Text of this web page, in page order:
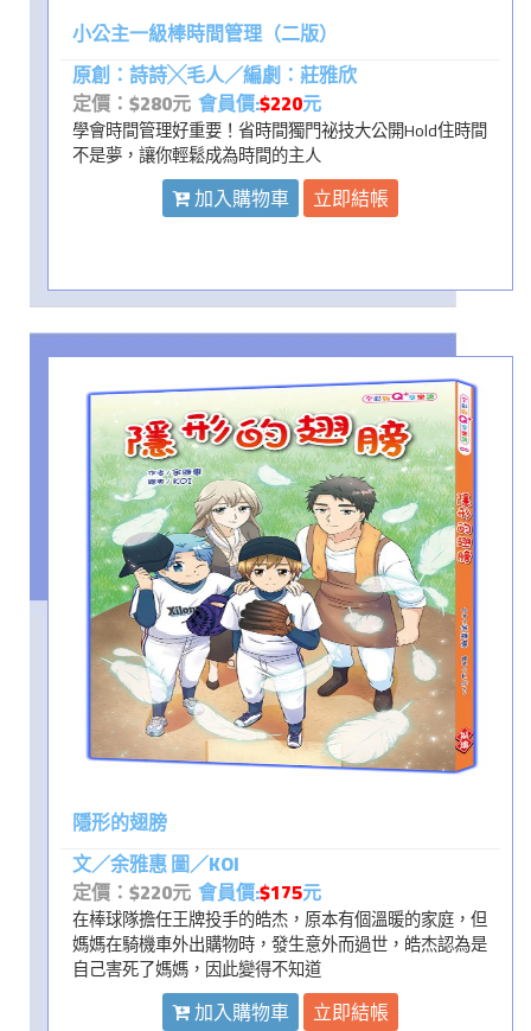
小公主一級棒時間管理（二版）
原創：詩詩╳毛人／編劇：莊雅欣
定價：$280元 會員價:$220元
學會時間管理好重要！省時間獨門祕技大公開Hold住時間
不是夢，讓你輕鬆成為時間的主人
加入購物車 立即結帳
隱形的翅膀
文／余雅惠 圖／KOI
定價：$220元 會員價:$175元
在棒球隊擔任王牌投手的皓杰，原本有個溫暖的家庭，但
媽媽在騎機車外出購物時，發生意外而過世，皓杰認為是
自己害死了媽媽，因此變得不知道
加入購物車 立即結帳